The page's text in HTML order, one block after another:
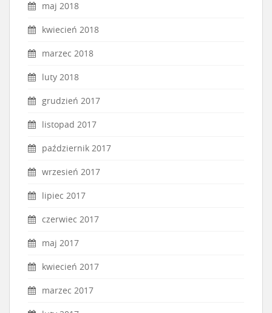
maj 2018
kwiecień 2018
marzec 2018
luty 2018
grudzień 2017
listopad 2017
październik 2017
wrzesień 2017
lipiec 2017
czerwiec 2017
maj 2017
kwiecień 2017
marzec 2017